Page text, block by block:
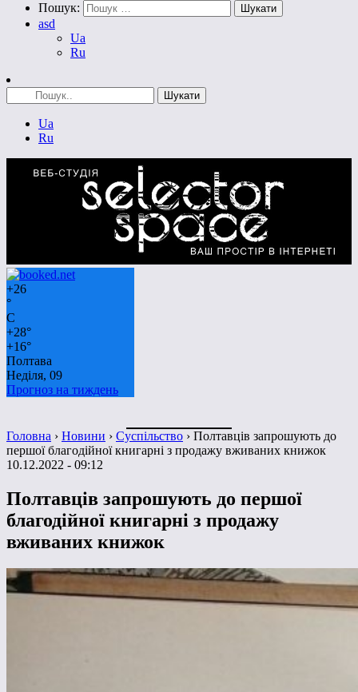
Пошук:
asd
Ua
Ru
Ua
Ru
+26
°
C
+28°
+16°
Полтава
Неділя, 09
Прогноз на тиждень
Головна › Новини › Суспільство › Полтавців запрошують до
першої благодійної книгарні з продажу вживаних книжок
10.12.2022 - 09:12
Полтавців запрошують до першої
благодійної книгарні з продажу
вживаних книжок